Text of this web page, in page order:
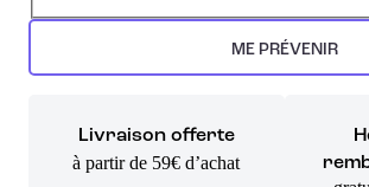
ME PRÉVENIR
Livraison offerte
à partir de 59€ d’achat